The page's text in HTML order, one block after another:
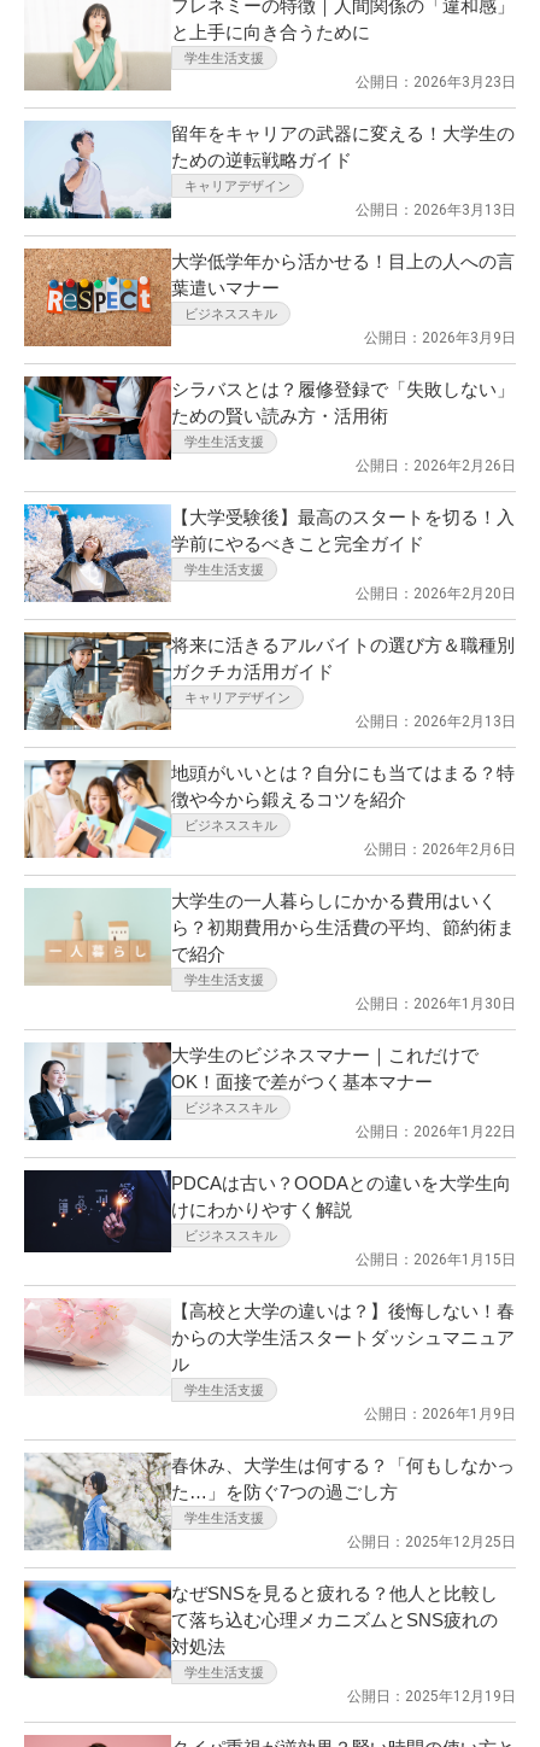
フレネミーの特徴｜人間関係の「違和感」
と上手に向き合うために
学生生活支援
公開日：2026年3月23日
留年をキャリアの武器に変える！大学生の
ための逆転戦略ガイド
キャリアデザイン
公開日：2026年3月13日
大学低学年から活かせる！目上の人への言
葉遣いマナー
ビジネススキル
公開日：2026年3月9日
シラバスとは？履修登録で「失敗しない」
ための賢い読み方・活用術
学生生活支援
公開日：2026年2月26日
【大学受験後】最高のスタートを切る！入
学前にやるべきこと完全ガイド
学生生活支援
公開日：2026年2月20日
将来に活きるアルバイトの選び方＆職種別
ガクチカ活用ガイド
キャリアデザイン
公開日：2026年2月13日
地頭がいいとは？自分にも当てはまる？特
徴や今から鍛えるコツを紹介
ビジネススキル
公開日：2026年2月6日
大学生の一人暮らしにかかる費用はいく
ら？初期費用から生活費の平均、節約術ま
で紹介
学生生活支援
公開日：2026年1月30日
大学生のビジネスマナー｜これだけで
OK！面接で差がつく基本マナー
ビジネススキル
公開日：2026年1月22日
PDCAは古い？OODAとの違いを大学生向
けにわかりやすく解説
ビジネススキル
公開日：2026年1月15日
【高校と大学の違いは？】後悔しない！春
からの大学生活スタートダッシュマニュア
ル
学生生活支援
公開日：2026年1月9日
春休み、大学生は何する？「何もしなかっ
た…」を防ぐ7つの過ごし方
学生生活支援
公開日：2025年12月25日
なぜSNSを見ると疲れる？他人と比較し
て落ち込む心理メカニズムとSNS疲れの
対処法
学生生活支援
公開日：2025年12月19日